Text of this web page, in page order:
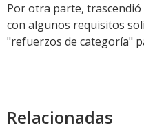
Por otra parte,
con algunos requisitos
"refuerzos de categoría"
Relacionadas